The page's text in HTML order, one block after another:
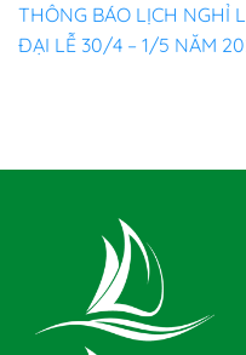
THÔNG BÁO LỊCH NGHỈ
ĐẠI LỄ 30/4 – 1/5 NĂM